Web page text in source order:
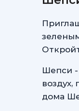
Шепси -
дома